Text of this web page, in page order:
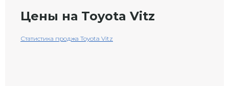
Цены на Toyota Vitz
Статистика проджа Toyota Vitz